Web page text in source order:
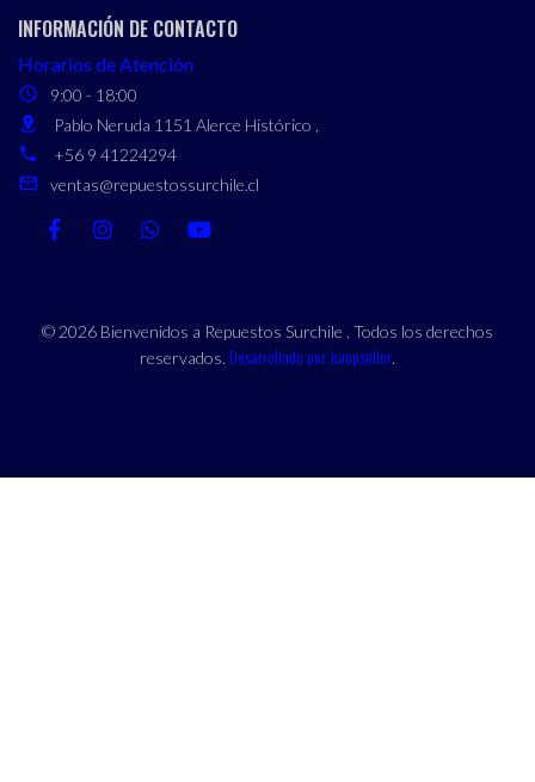
INFORMACIÓN DE CONTACTO
Horarios de Atención
9:00 - 18:00
Pablo Neruda 1151 Alerce Histórico ,
+56 9 41224294
ventas@repuestossurchile.cl
© 2026 Bienvenidos a Repuestos Surchile . Todos los derechos
reservados. Desarrollado por Jumpseller.